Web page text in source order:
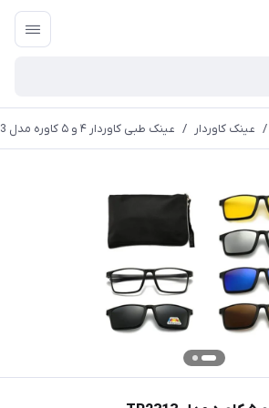
/ عینک کاوردار / عینک طبی کاوردار ۴ و ۵ کاوره مدل TR2313